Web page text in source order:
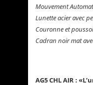
Mouvement
Lunette acier avec
Couronne et
Cadran noir mat
AG5 CHL AIR :